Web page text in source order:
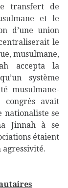
transfert de
et le
d’une union
le
musulmane,
accepta la
système
musulmane-
congrès avait
nationaliste se
Jinnah à se
étaient
agressivité.